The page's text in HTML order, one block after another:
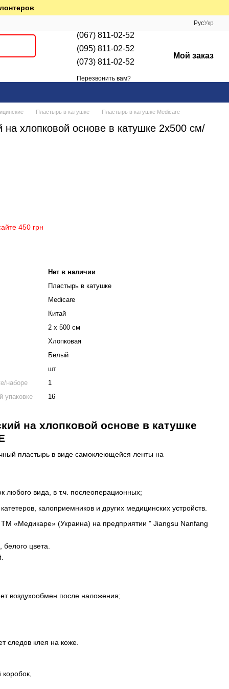
РусУкр
(067) 811-02-52
(095) 811-02-52
(073) 811-02-52
Перезвонить вам?
Мой заказ
Пластырь в катушке Пластырь в катушке Medicare
хлопковой основе в катушке 2х500 см/
450 грн
Нет в наличии
Пластырь в катушке
Medicare
Китай
2 х 500 см
Хлопковая
Белый
шт
наборе
1
упаковке
16
на хлопковой основе в катушке
пластырь в виде самоклеющейся ленты на
любого вида, в т.ч. послеоперационных;
калоприемников и других медицинских устройств.
«Медикаре» (Украина) на предприятии " Jiangsu Nanfang
цвета.
воздухообмен после наложения;
следов клея на коже.